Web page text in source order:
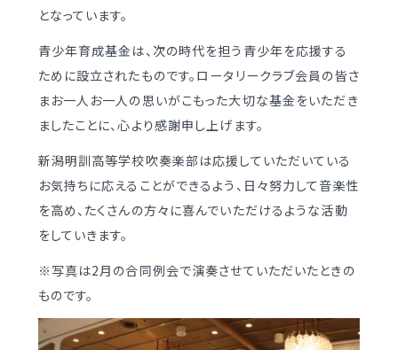
年間行事カレンダー
部活動情報
制服（中学）
各種書類
各種書類ダウンロード
学校案内
新着情報
施設紹介
進路・部活動など
進路概況
部活動情報
制服（高校）
各種書類
卒業生調査書交付手順
各種証明書交付手順
となっています。
青少年育成基金は、次の時代を担う青少年を応援する
ために設立されたものです。ロータリークラブ会員の皆さ
まお一人お一人の思いがこもった大切な基金をいただき
ましたことに、心より感謝申し上げます。
新潟明訓高等学校吹奏楽部は応援していただいている
お気持ちに応えることができるよう、日々努力して音楽性
を高め、たくさんの方々に喜んでいただけるような活動
をしていきます。
※写真は2月の合同例会で演奏させていただいたときの
ものです。